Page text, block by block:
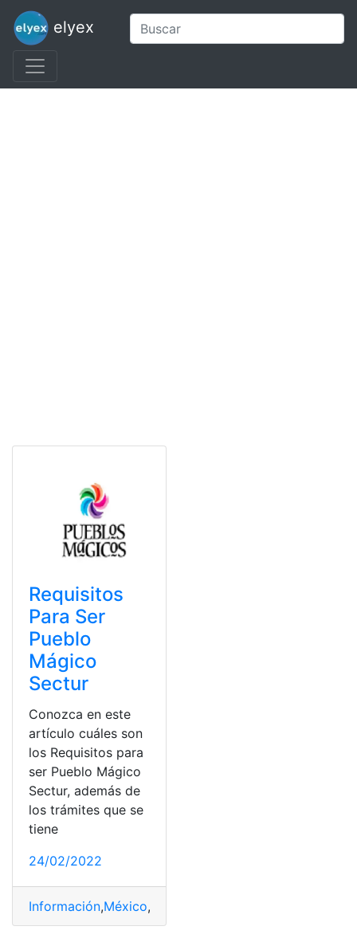
elyex
Requisitos
Para Ser
Pueblo
Mágico
Sectur
Conozca en este
artículo cuáles son
los Requisitos para
ser Pueblo Mágico
Sectur, además de
los trámites que se
tiene
24/02/2022
Información,México,